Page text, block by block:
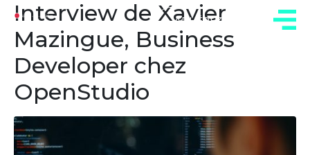
ADHÉREZ
Interview de Xavier
Mazingue, Business
Developer chez
OpenStudio